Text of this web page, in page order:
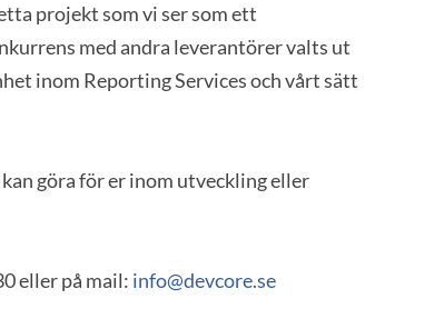
projekt som vi ser som ett
med andra leverantörer valts ut
inom Reporting Services och vårt sätt
göra för er inom utveckling eller
eller på mail: info@devcore.se